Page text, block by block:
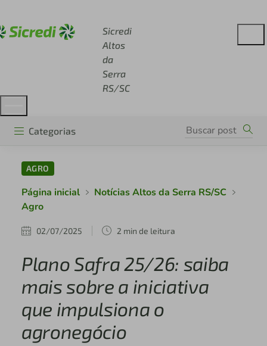
Sicredi
Altos
da
Serra
RS/SC
Categorias
AGRO
Página inicial
Notícias Altos da Serra RS/SC
Agro
02/07/2025 2 min de leitura
Plano Safra 25/26: saiba
mais sobre a iniciativa
que impulsiona o
agronegócio